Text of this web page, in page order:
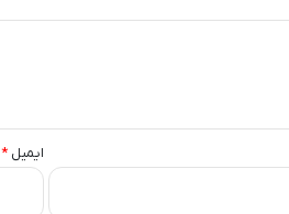
ایمیل*